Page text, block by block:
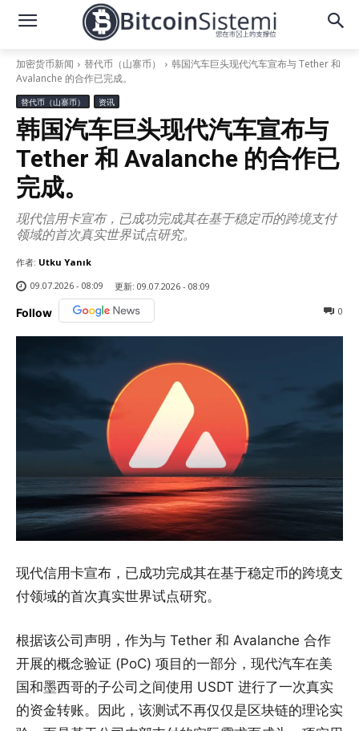
加密货币新闻 替代币（山寨币）
韩国汽车巨头现代汽车宣布与 Tether 和
Avalanche 的合作已完成。
替代币（山寨币） 资讯
韩国汽车巨头现代汽车宣布与
Tether 和 Avalanche 的合作已
完成。
现代信用卡宣布，已成功完成其在基于稳定币的跨境支付
领域的首次真实世界试点研究。
作者: Utku Yanık
09.07.2026 - 08:09
更新: 09.07.2026 - 08:09
Follow 0
现代信用卡宣布，已成功完成其在基于稳定币的跨境支
付领域的首次真实世界试点研究。
根据该公司声明，作为与 Tether 和 Avalanche 合作
开展的概念验证 (PoC) 项目的一部分，现代汽车在美
国和墨西哥的子公司之间使用 USDT 进行了一次真实
的资金转账。因此，该测试不再仅仅是区块链的理论实